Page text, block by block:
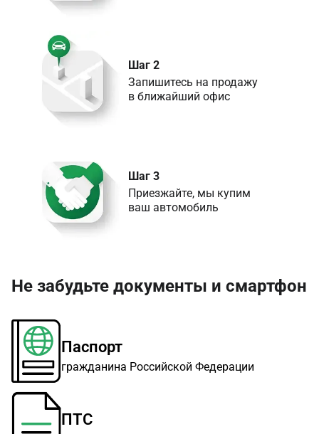
Шаг 2
Запишитесь на продажу
в ближайший офис
Шаг 3
Приезжайте, мы купим
ваш автомобиль
Не забудьте документы и смартфон
Паспорт
гражданина Российской Федерации
ПТС